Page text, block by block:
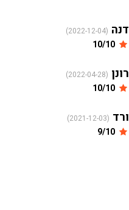
דנה (2022-12-04)
רונן (2022-04-28)
ורד (2021-12-03)